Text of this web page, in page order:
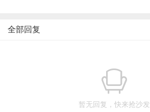
全部回复
暂无回复，快来抢沙发